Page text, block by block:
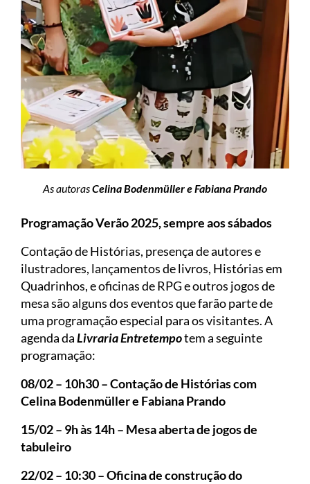
As autorasCelina Bodenmüller e Fabiana Prando
Programação Verão 2025, sempre aos sábados
Contação de Histórias, presença de autores e
ilustradores, lançamentos de livros, Histórias em
Quadrinhos, e oficinas de RPG e outros jogos de
mesa são alguns dos eventos que farão parte de
uma programação especial para os visitantes. A
agenda daLivraria Entretempotem a seguinte
programação:
08/02 – 10h30 – Contação de Histórias com
Celina Bodenmüller e Fabiana Prando
15/02 – 9h às 14h – Mesa aberta de jogos de
tabuleiro
22/02 – 10:30 – Oficina de construção do